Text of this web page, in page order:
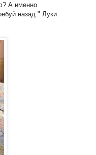
А именно
назад." Луки